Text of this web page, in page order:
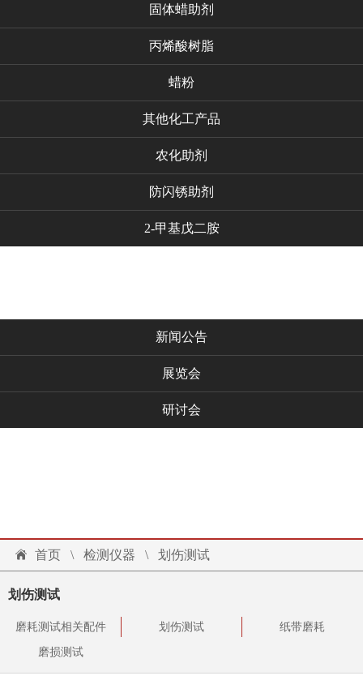
固体蜡助剂
丙烯酸树脂
蜡粉
其他化工产品
农化助剂
防闪锈助剂
2-甲基戊二胺
新闻公告
展览会
研讨会
首页 \ 检测仪器 \ 划伤测试
划伤测试
磨耗测试相关配件 划伤测试 纸带磨耗
磨损测试